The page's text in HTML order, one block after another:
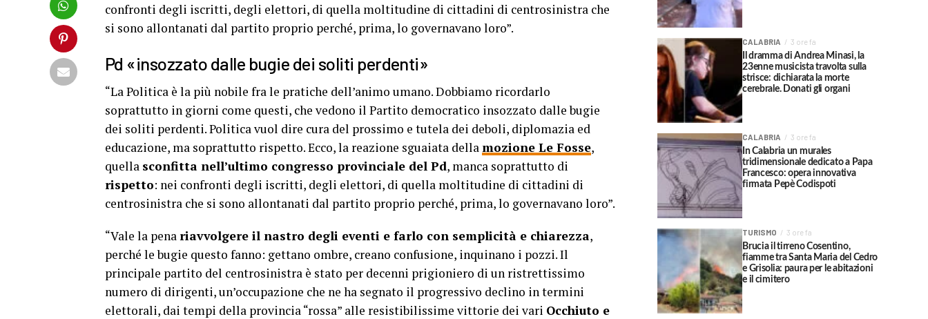
confronti degli iscritti, degli elettori, di quella moltitudine di cittadini di centrosinistra che
si sono allontanati dal partito proprio perché, prima, lo governavano loro”.
Pd «insozzato dalle bugie dei soliti perdenti»
“La Politica è la più nobile fra le pratiche dell’animo umano. Dobbiamo ricordarlo
soprattutto in giorni come questi, che vedono il Partito democratico insozzato dalle bugie
dei soliti perdenti. Politica vuol dire cura del prossimo e tutela dei deboli, diplomazia ed
educazione, ma soprattutto rispetto. Ecco, la reazione sguaiata dellamozione Le Fosse,
quella sconfitta nell’ultimo congresso provinciale del Pd, manca soprattutto di
rispetto: nei confronti degli iscritti, degli elettori, di quella moltitudine di cittadini di
centrosinistra che si sono allontanati dal partito proprio perché, prima, lo governavano loro”.
“Vale la penariavvolgere il nastro degli eventi e farlo con semplicità e chiarezza,
perché le bugie questo fanno: gettano ombre, creano confusione, inquinano i pozzi. Il
principale partito del centrosinistra è stato per decenni prigioniero di un ristrettissimo
numero di dirigenti, un’occupazione che ne ha segnato il progressivo declino in termini
elettorali, dai tempi della provincia “rossa” alle resistibilissime vittorie dei vari Occhiuto e
CALABRIA 3 ore fa
Il dramma di Andrea Minasi, la
23enne musicista travolta sulla
strisce: dichiarata la morte
cerebrale. Donati gli organi
CALABRIA 3 ore fa
In Calabria un murales
tridimensionale dedicato a Papa
Francesco: opera innovativa
firmata Pepè Codispoti
TURISMO 3 ore fa
Brucia il tirreno Cosentino,
fiamme tra Santa Maria del Cedro
e Grisolia: paura per le abitazioni
e il cimitero